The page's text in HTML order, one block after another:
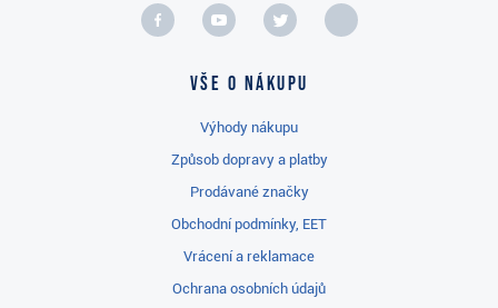
Vše o nákupu
Výhody nákupu
Způsob dopravy a platby
Prodávané značky
Obchodní podmínky, EET
Vrácení a reklamace
Ochrana osobních údajů